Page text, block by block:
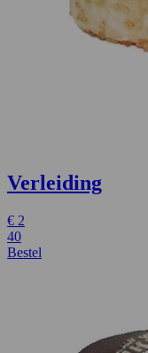
Verleiding
€ 2
40
Bestel